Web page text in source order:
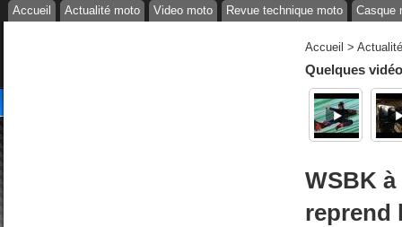
Accueil Actualité moto Video moto Revue technique moto Casque
Accueil >
Quelques
WSBK
reprend